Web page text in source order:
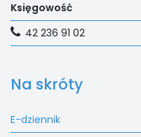
Na skróty
E-dziennik
Księgowość
42 236 91 02